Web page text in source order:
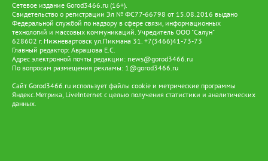
Сетевое издание Gorod3466.ru (16+).
Свидетельство о регистрации Эл № ФС77-66798 от 15.08.2016 выдано
Федеральной службой по надзору в сфере связи, информационных
технологий и массовых коммуникаций. Учредитель ООО "Салун"
628602 г. Нижневартовск ул.Пикмана 31. +7(3466)41-73-73
Главный редактор: Аврашова Е.С.
Адрес электронной почты редакции: news@gorod3466.ru
По вопросам размещения рекламы: 1@gorod3466.ru
Сайт Gorod3466.ru использует файлы cookie и метрические программы
Яндекс.Метрика, LiveInternet с целью получения статистики и аналитических
данных.